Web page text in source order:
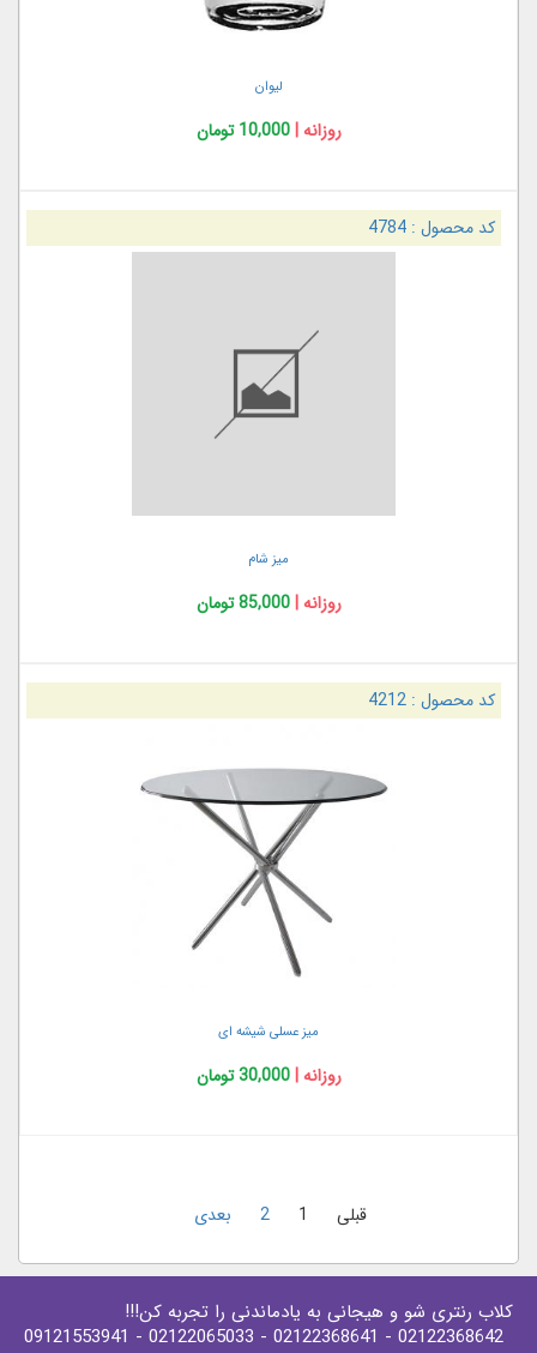
لیوان
روزانه |10,000 تومان
کد محصول :4784
میز شام
روزانه |85,000 تومان
کد محصول :4212
میز عسلی شیشه ای
روزانه |30,000 تومان
قبلی 1
2 بعدی
کلاب رنتری شو و هیجانی به یادماندنی را تجربه کن!!!
02122368642
- 02122368641
- 02122065033
- 09121553941